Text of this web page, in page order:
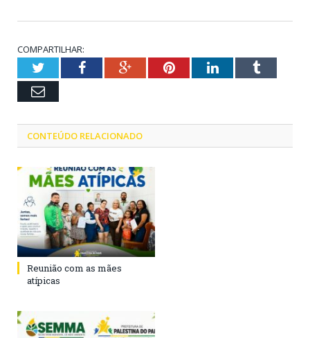
COMPARTILHAR:
TwitterFacebookGoogle+PinterestLinkedInTumblr
Email
CONTEÚDO RELACIONADO
Reunião com as mães
atípicas